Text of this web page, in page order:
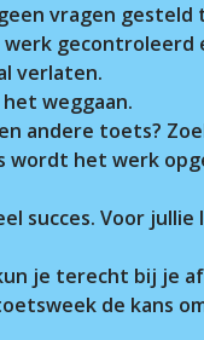
vragen
werk
verlaten.
weggaan.
andere toets?
wordt het werk
succes. Voor
je terecht bij je
de kans